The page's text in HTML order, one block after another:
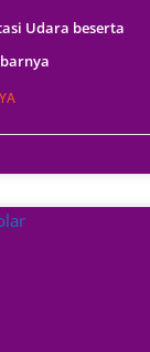
Udara beserta